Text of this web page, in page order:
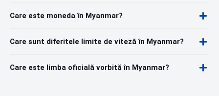
Care este moneda în Myanmar?
Care sunt diferitele limite de viteză în Myanmar?
Care este limba oficială vorbită în Myanmar?